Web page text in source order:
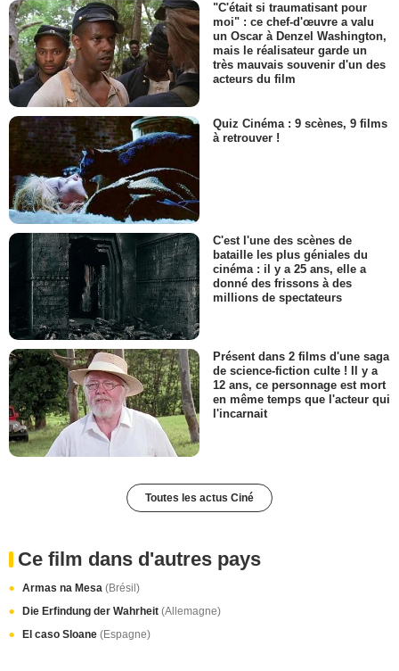
"C'était si traumatisant pour
moi" : ce chef-d'œuvre a valu
un Oscar à Denzel Washington,
mais le réalisateur garde un
très mauvais souvenir d'un des
acteurs du film
Quiz Cinéma : 9 scènes, 9 films
à retrouver !
C'est l'une des scènes de
bataille les plus géniales du
cinéma : il y a 25 ans, elle a
donné des frissons à des
millions de spectateurs
Présent dans 2 films d'une saga
de science-fiction culte ! Il y a
12 ans, ce personnage est mort
en même temps que l'acteur qui
l'incarnait
Toutes les actus Ciné
Ce film dans d'autres pays
Armas na Mesa (Brésil)
Die Erfindung der Wahrheit (Allemagne)
El caso Sloane (Espagne)